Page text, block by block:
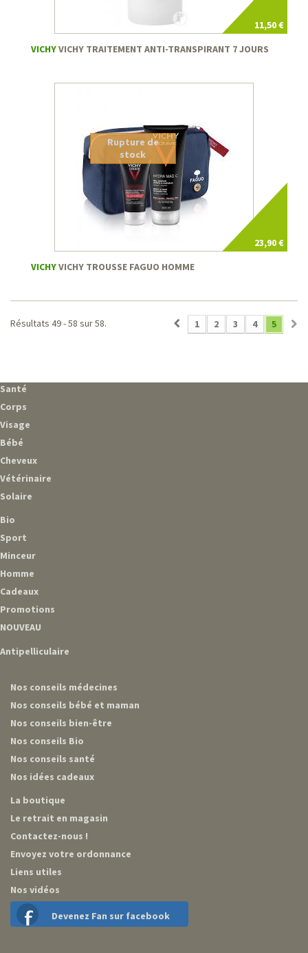
11,50 €
VICHYVICHY TRAITEMENT ANTI-TRANSPIRANT 7 JOURS
23,90 €
Rupture de
stock
VICHYVICHY TROUSSE FAGUO HOMME
1 2 3 4 5
Résultats 49 - 58 sur 58.
Santé
Corps
Visage
Bébé
Cheveux
Vétérinaire
Solaire
Bio
Sport
Minceur
Homme
Cadeaux
Promotions
NOUVEAU
Antipelliculaire
Nos conseils médecines
Nos conseils bébé et maman
Nos conseils bien-être
Nos conseils Bio
Nos conseils santé
Nos idées cadeaux
La boutique
Le retrait en magasin
Contactez-nous !
Envoyez votre ordonnance
Liens utiles
Nos vidéos
Devenez Fan sur facebook